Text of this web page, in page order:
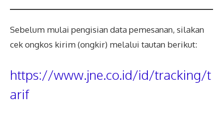
Sebelum mulai pengisian data pemesanan, silakan
cek ongkos kirim (ongkir) melalui tautan berikut:
https://www.jne.co.id/id/tracking/t
arif